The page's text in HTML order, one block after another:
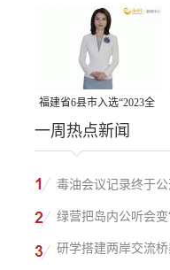
吨丙烷脱氢项目建成中交
福建省6县市入选“2023全
国县域发展潜力百强县”
一周热点新闻
毒油会议记录终于
反甩锅卢秀燕，蓝
绿营把岛内公听会
废除监察机构主张
研学搭建两岸交流桥